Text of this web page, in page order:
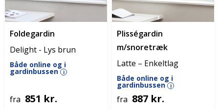
Foldegardin
Delight - Lys brun
Både online og i
gardinbussen i
fra 851 kr.
Plisségardin
m/snoretræk
Latte – Enkeltlag
Både online og i
gardinbussen i
fra 887 kr.